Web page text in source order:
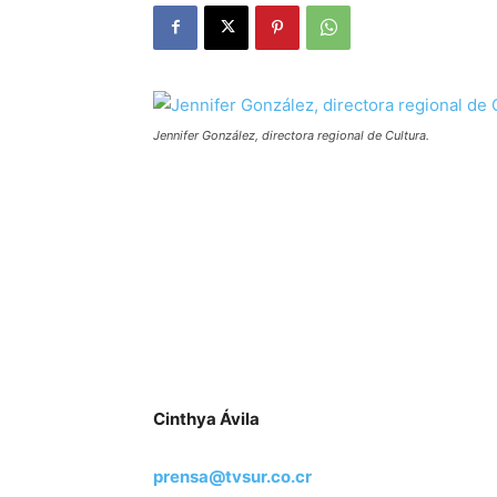
Jennifer González, directora regional de Cultura.
Cinthya Ávila
prensa@tvsur.co.cr